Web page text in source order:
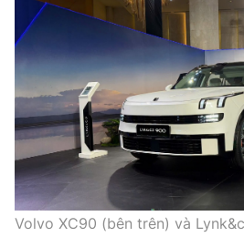
Volvo XC90 (bên trên) và